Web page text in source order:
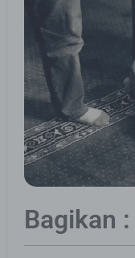
Bagikan :